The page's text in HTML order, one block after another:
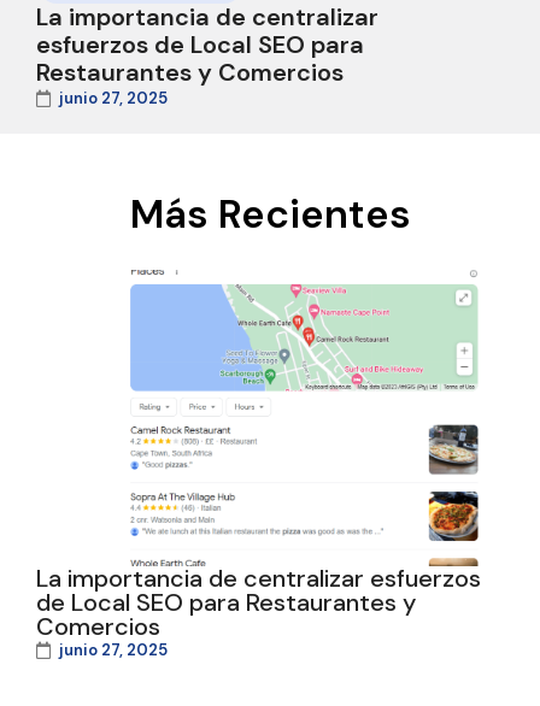
La importancia de centralizar
esfuerzos de Local SEO para
Restaurantes y Comercios
junio 27, 2025
Más Recientes
La importancia de centralizar esfuerzos
de Local SEO para Restaurantes y
Comercios
junio 27, 2025